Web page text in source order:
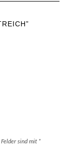
sind mit *